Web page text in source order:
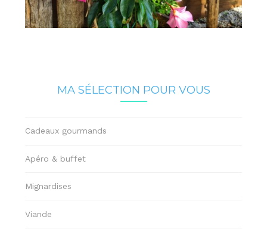
MA SÉLECTION POUR VOUS
Cadeaux gourmands
Apéro & buffet
Mignardises
Viande